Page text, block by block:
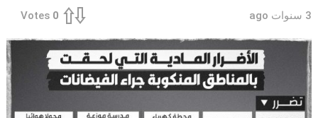
3 سنوات ago 0
Votes